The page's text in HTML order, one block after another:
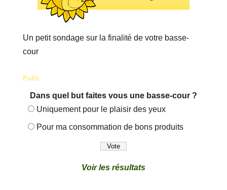
Un petit sondage sur la finalité de votre basse-
cour
Polls
Dans quel but faites vous une basse-cour ?
Uniquement pour le plaisir des yeux
Pour ma consommation de bons produits
Voir les résultats